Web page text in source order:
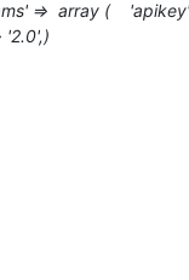
=> array (
'2.0',)